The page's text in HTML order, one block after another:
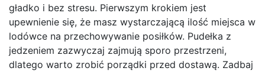
gładko i bez stresu. Pierwszym krokiem jest
upewnienie się, że masz wystarczającą ilość miejsca w
lodówce na przechowywanie posiłków. Pudełka z
jedzeniem zazwyczaj zajmują sporo przestrzeni,
dlatego warto zrobić porządki przed dostawą. Zadbaj